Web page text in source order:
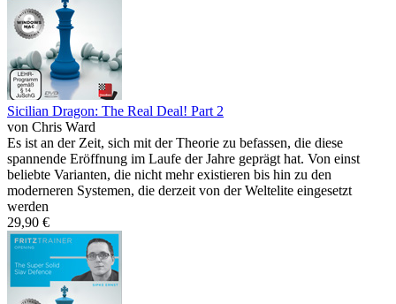
Sicilian Dragon: The Real Deal! Part 2
von Chris Ward
Es ist an der Zeit, sich mit der Theorie zu befassen, die diese
spannende Eröffnung im Laufe der Jahre geprägt hat. Von einst
beliebte Varianten, die nicht mehr existieren bis hin zu den
moderneren Systemen, die derzeit von der Weltelite eingesetzt
werden
29,90 €